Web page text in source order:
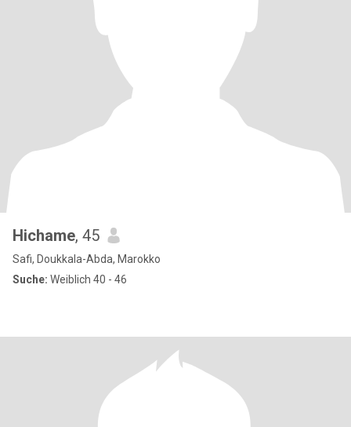
Hichame, 45
Safi, Doukkala-Abda, Marokko
Suche: Weiblich 40 - 46